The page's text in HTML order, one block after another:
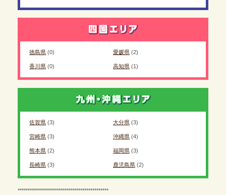
徳島県 (0) 愛媛県(2)
香川県 (0) 高知県(1)
佐賀県 (3) 大分県(3)
宮崎県 (3) 沖縄県(4)
熊本県 (2) 福岡県(3)
長崎県 (3) 鹿児島県(2)
*********************************************